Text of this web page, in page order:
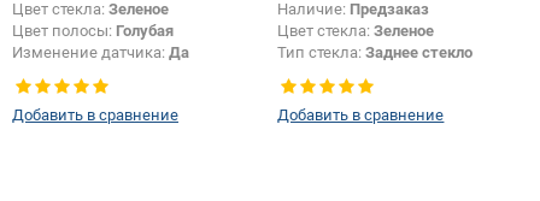
Цвет стекла: Зеленое
Цвет полосы: Голубая
Изменение датчика: Да
Добавить в сравнение
Наличие: Предзаказ
Цвет стекла:Зеленое
Тип стекла:Заднее стекло
Добавить в сравнение